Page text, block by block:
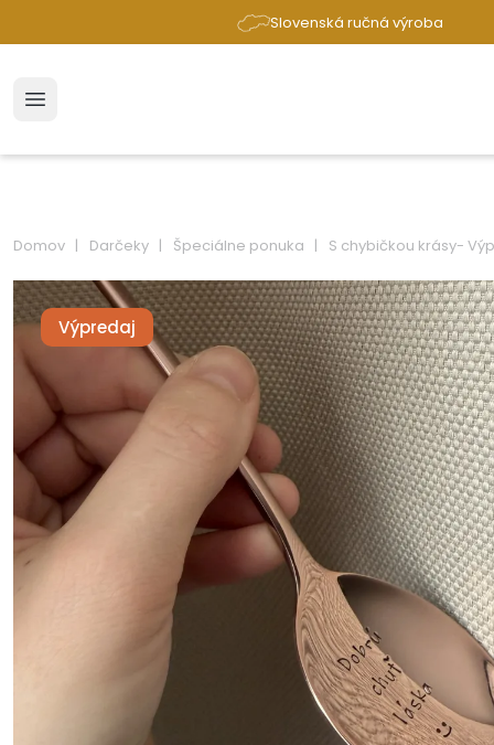
Slovenská ručná výroba
Domov Darčeky Špeciálne ponuka S chybičkou krásy-
Výpredaj